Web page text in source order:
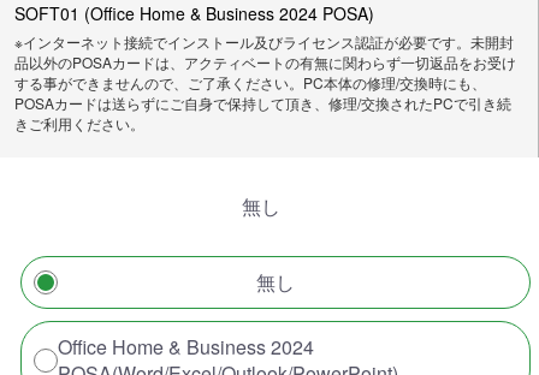
SOFT01 (Office Home & Business 2024 POSA)
※インターネット接続でインストール及びライセンス認証が必要です。未開封
品以外のPOSAカードは、アクティベートの有無に関わらず一切返品をお受け
する事ができませんので、ご了承ください。PC本体の修理/交換時にも、
POSAカードは送らずにご自身で保持して頂き、修理/交換されたPCで引き続
きご利用ください。
無し
無し
Office Home & Business 2024